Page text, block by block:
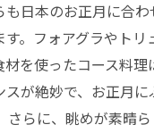
も日本のお正月に合
。フォアグラやトリ
材を使ったコース料
が絶妙で、お正月
さらに、眺めが素晴